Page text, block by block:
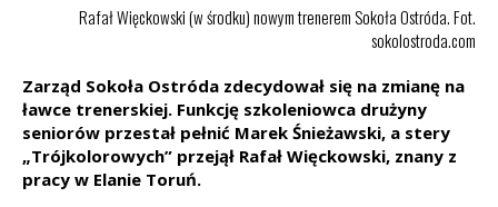
Rafał Więckowski (w środku) nowym trenerem Sokoła Ostróda. Fot.
sokolostroda.com
Zarząd Sokoła Ostróda zdecydował się na zmianę na
ławce trenerskiej. Funkcję szkoleniowca drużyny
seniorów przestał pełnić Marek Śnieżawski, a stery
„Trójkolorowych” przejął Rafał Więckowski, znany z
pracy w Elanie Toruń.